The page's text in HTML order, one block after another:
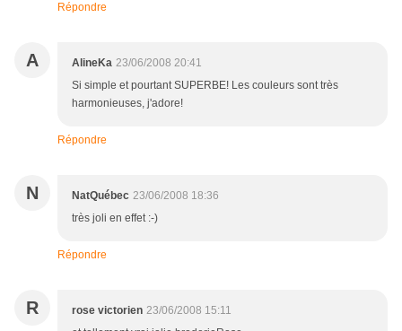
Répondre
A AlineKa 23/06/2008 20:41
Si simple et pourtant SUPERBE! Les couleurs sont très
harmonieuses, j'adore!
Répondre
N NatQuébec 23/06/2008 18:36
très joli en effet :-)
Répondre
R rose victorien 23/06/2008 15:11